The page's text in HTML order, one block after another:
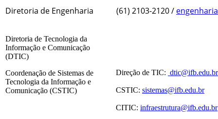
Diretoria de Engenharia (61) 2103-2120 /
Diretoria de Tecnologia da
Informação e Comunicação
(DTIC)
Coordenação de Sistemas de
Tecnologia da Informação e
Comunicação (CSTIC)
Direção de TIC: dtic@ifb.edu.br
CSTIC: sistemas@ifb.edu.br
CITIC: infraestrutura@ifb.edu.br